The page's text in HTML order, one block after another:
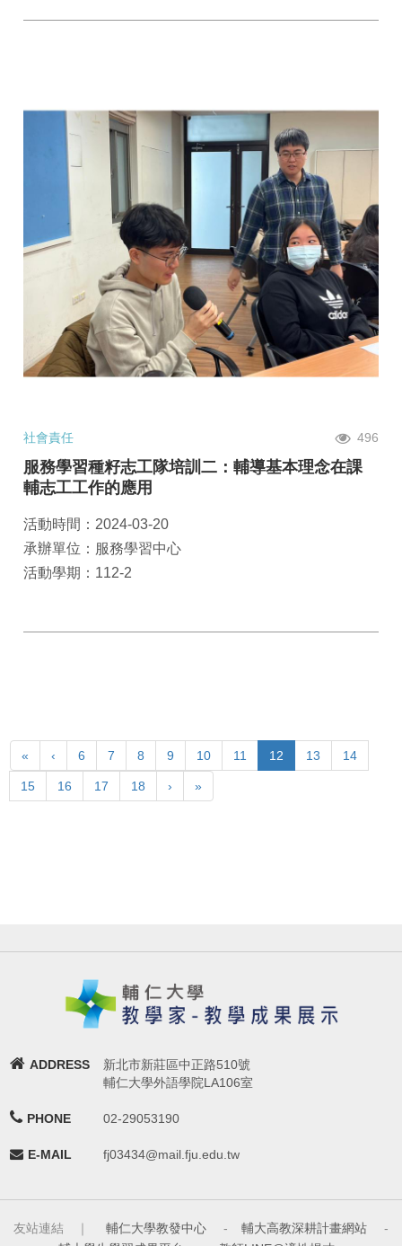
社會責任 496
服務學習種籽志工隊培訓二：輔導基本理念在課
輔志工工作的應用
活動時間：2024-03-20
承辦單位：服務學習中心
活動學期：112-2
« ‹ 6 7 8 9 10 11 12 13 14
15 16 17 18 › »
ADDRESS
新北市新莊區中正路510號
輔仁大學外語學院LA106室
PHONE 02-29053190
E-MAIL fj03434@mail.fju.edu.tw
友站連結 ｜ 輔仁大學教發中心 - 輔大高教深耕計畫網站
-